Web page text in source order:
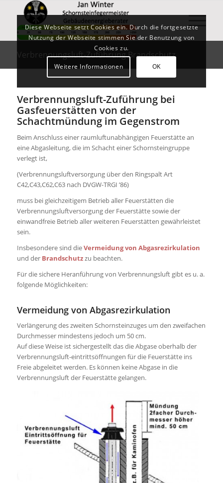
Verbrennungsluft-Zuführung Brandschutz
Verbrennungsluft-Zuführung bei
Gasfeuerstätten von der
Schachtmündung im Gegenstrom
Beim Anschluss einer raumluftunabhängigen Feuerstätte an
eine Abgasleitung, die im Schacht einer Schornsteingruppe
verlegt ist,
(Verbrennungsluftversorgung über den Ringspalt Art
C42,C43,C62,C63 nach DVGW-TRGI ’86)
muss bei gleichzeitigem Betrieb aller Feuerstätten die
Verbrennungsluftversorgung der Feuerstätte sowie der
einwandfreie Betrieb aller weiteren Feuerstätten gewährleistet
sein.
Insbesondere sind dieVermeidung von Abgasrezirkulation
und der Brandschutzzu beachten.
Für die sichere Heranführung von Verbrennungsluft gibt es u. a.
folgende Möglichkeiten:
Vermeidung von Abgasrezirkulation
Verlängerung des zweiten Schornsteinzuges um den zweifachen
Durchmesser mindestens jedoch um 50 cm.
Auf diese Weise ist sichergestellt das die Abgase oberhalb der
Verbrennungsluft-eintrittsöffnungen für die Feuerstätte ins
Freie abgeleitet werden. Es können keine Abgase in die
Verbrennungsluft der Feuerstätte gelangen.
Diese Webseite setzt Cookies ein. Durch die fortgesetzte
Nutzung der Webseite stimmen Sie der Benutzung von
Cookies zu.
Weitere Informationen OK